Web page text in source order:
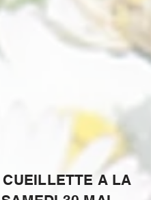
CUEILLETTE A LA